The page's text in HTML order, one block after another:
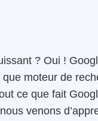
? Oui !
moteur de
ce que fait
venons